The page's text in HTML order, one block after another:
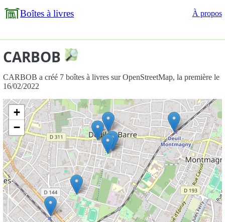
Boîtes à livres À propos
CARBOB
CARBOB a créé 7 boîtes à livres sur OpenStreetMap, la première le
16/02/2022
+
−